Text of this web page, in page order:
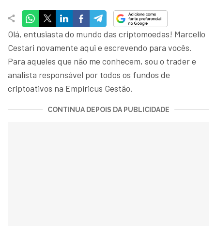
Olá, entusiasta do mundo das criptomoedas! Marcello
Cestari novamente aqui e escrevendo para vocês.
Para aqueles que não me conhecem, sou o trader e
analista responsável por todos os fundos de
criptoativos na Empiricus Gestão.
CONTINUA DEPOIS DA PUBLICIDADE